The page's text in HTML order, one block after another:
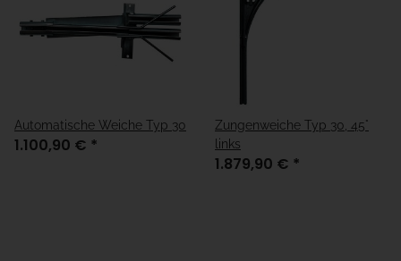
Automatische Weiche Typ 30
1.100,90 € *
Zungenweiche Typ 30, 45°
links
1.879,90 € *